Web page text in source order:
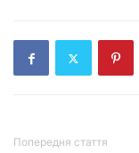
Попередня стаття